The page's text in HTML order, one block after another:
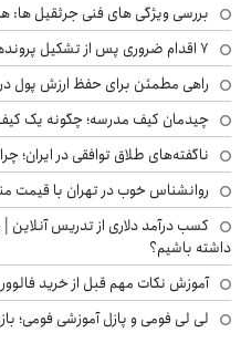
بررسی ویژگی های فنی جرثقیل ها:
۷ اقدام ضروری پس از تشکیل پرونده مواد مخدر؛ راهنمای خانواده‌ها
راهی مطمئن برای حفظ ارزش پول
چیدمان کیف مدرسه؛ چگونه یک
ناگفته‌های طلاق توافقی در
روانشناس خوب در تهران با قیمت
کسب درآمد دلاری از تدریس آنلاین |
داشته باشیم؟
آموزش نکات مهم قبل از خرید فالوور
لی لی فومی و پازل آموزشی فومی؛